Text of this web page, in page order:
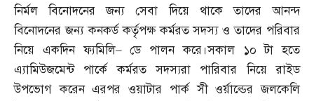
নির্মল বিনোদনের জন্য সেবা দিয়ে থাকে তাদের আনন্দ
বিনোদনের জন্য কনকর্ড কর্তৃপক্ষ কর্মরত সদস্য ও তাদের পরিবার
নিয়ে একদিন ফ্যমিলি–ডে পালন করে।সকাল ১০ টা হতে
এ্যামিউজমেন্ট পার্কে কর্মরত সদস্যরা পারিবার নিয়ে রাইড
উপভোগ করেন এরপর ওয়াটার পার্ক সী ওর্য়াল্ডের জলকেলি